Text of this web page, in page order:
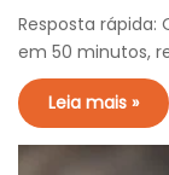
Resposta rápida:
em 50 minutos,
Leia mais »